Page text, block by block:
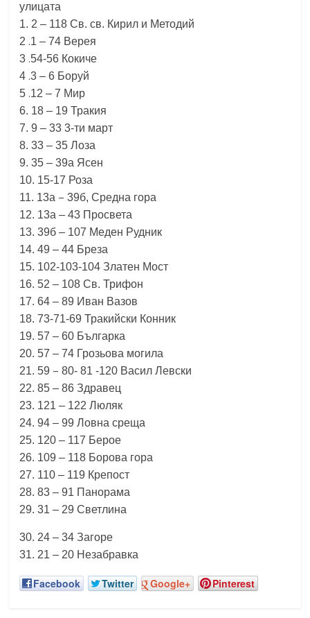
улицата
1. 2 – 118 Св. св. Кирил и Методий
2 .1 – 74 Верея
3 .54-56 Кокиче
4 .3 – 6 Боруй
5 .12 – 7 Мир
6. 18 – 19 Тракия
7. 9 – 33 3-ти март
8. 33 – 35 Лоза
9. 35 – 39а Ясен
10. 15-17 Роза
11. 13а –39б, Средна гора
12. 13а – 43 Просвета
13. 39б – 107 Меден Рудник
14. 49 – 44 Бреза
15. 102-103-104 Златен Мост
16. 52 – 108 Св. Трифон
17. 64 – 89 Иван Вазов
18. 73-71-69 Тракийски Конник
19. 57 – 60 Българка
20. 57 – 74 Грозьова могила
21. 59 –80- 81 -120 Васил Левски
22. 85 – 86 Здравец
23. 121 – 122 Люляк
24. 94 – 99 Ловна среща
25. 120 – 117 Берое
26. 109 – 118 Борова гора
27. 110 – 119 Крепост
28. 83 – 91 Панорама
29. 31 – 29 Светлина
30. 24 – 34 Загоре
31. 21 – 20 Незабравка
Facebook Twitter Google+ Pinterest